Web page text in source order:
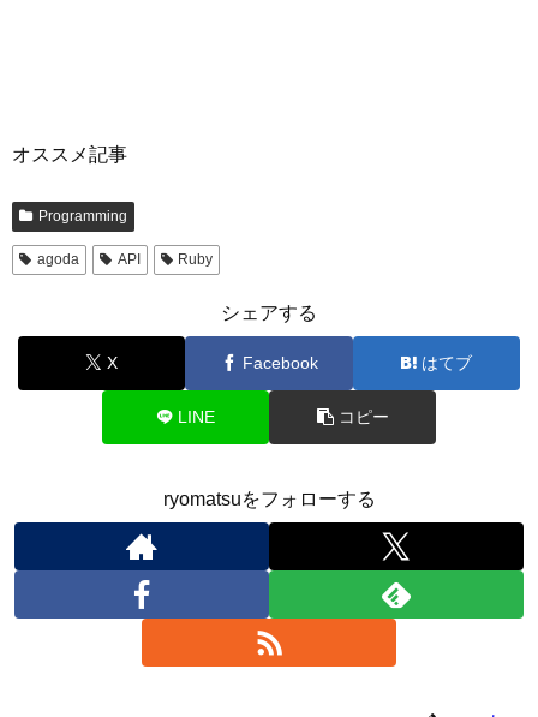
オススメ記事
Programming
agoda API Ruby
シェアする
X Facebook はてブ
LINE コピー
ryomatsuをフォローする